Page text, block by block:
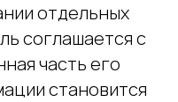
отдельных
соглашается с
часть его
становится